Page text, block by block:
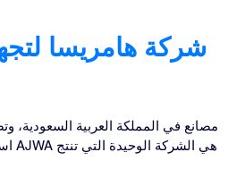
شركة هامريسا